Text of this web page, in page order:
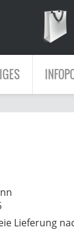
Lieferung